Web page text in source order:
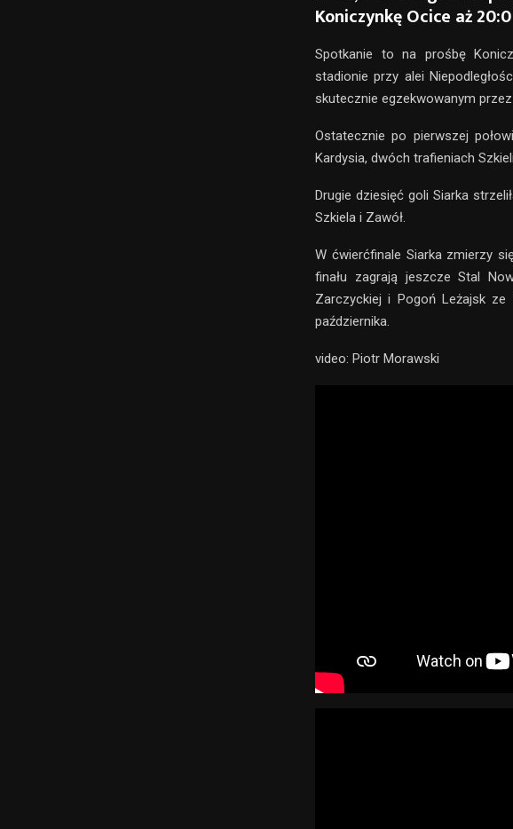
Koniczynkę Ocice aż
Spotkanie to na prośbę
stadionie przy alei
skutecznie egzekwowanym przez
Ostatecznie po pierwszej
Kardysia, dwóch trafieniach
Drugie dziesięć goli Siarka
Szkiela i Zawół.
W ćwierćfinale Siarka zmierzy
finału zagrają jeszcze Stal
Zarczyckiej i Pogoń Leżajsk
października.
video: Piotr Morawski